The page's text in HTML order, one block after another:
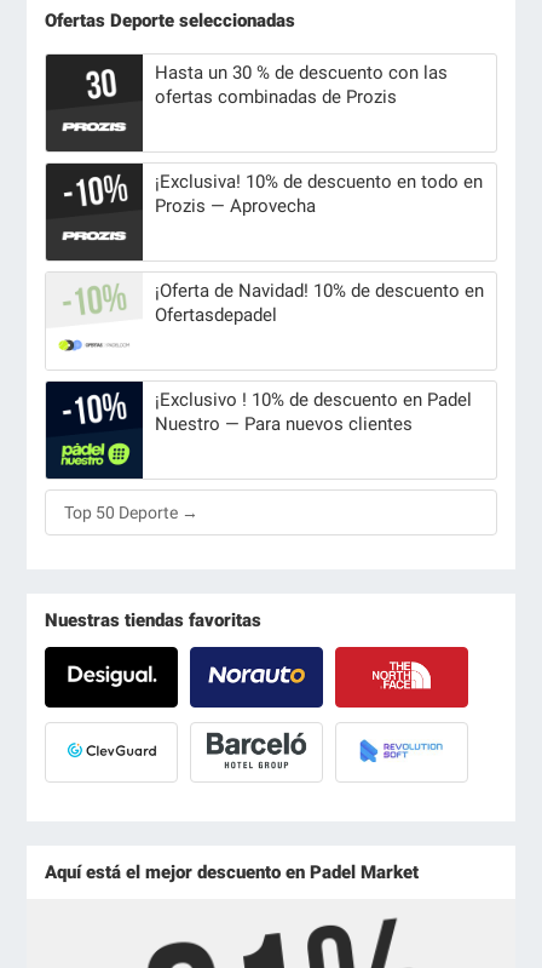
Ofertas Deporte seleccionadas
Hasta un 30 % de descuento con las
ofertas combinadas de Prozis
¡Exclusiva! 10% de descuento en todo en
Prozis — Aprovecha
¡Oferta de Navidad! 10% de descuento en
Ofertasdepadel
¡Exclusivo ! 10% de descuento en Padel
Nuestro — Para nuevos clientes
Top 50 Deporte →
Nuestras tiendas favoritas
Aquí está el mejor descuento en Padel Market